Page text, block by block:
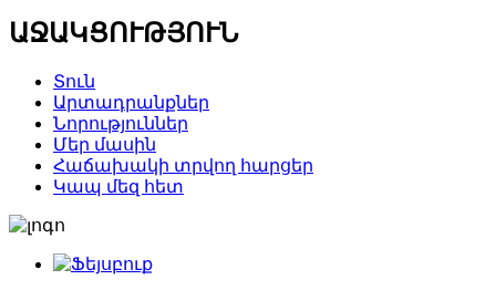
ԱՋԱԿՑՈՒԹՅՈՒՆ
Տուն
Արտադրանքներ
Նորություններ
Մեր մասին
Հաճախակի տրվող հարցեր
Կապ մեզ հետ